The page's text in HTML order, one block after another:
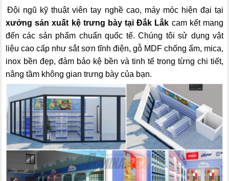
Đội ngũ kỹ thuật viên tay nghề cao, máy móc hiện đại tại
xưởng sản xuất kệ trưng bày tại Đắk Lắk cam kết mang
đến các sản phẩm chuẩn quốc tế. Chúng tôi sử dụng vật
liệu cao cấp như sắt sơn tĩnh điện, gỗ MDF chống ẩm, mica,
inox bền đẹp, đảm bảo kệ bền và tinh tế trong từng chi tiết,
nâng tầm không gian trưng bày của bạn.